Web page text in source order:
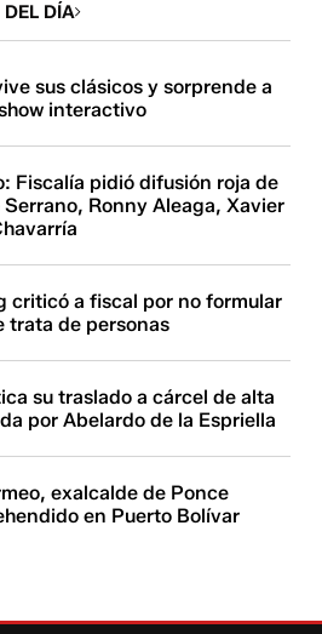
DÍA
sus clásicos y sorprende a
interactivo
Fiscalía pidió difusión roja de
Ronny Aleaga, Xavier
criticó a fiscal por no formular
trata de personas
su traslado a cárcel de alta
por Abelardo de la Espriella
exalcalde de Ponce
en Puerto Bolívar